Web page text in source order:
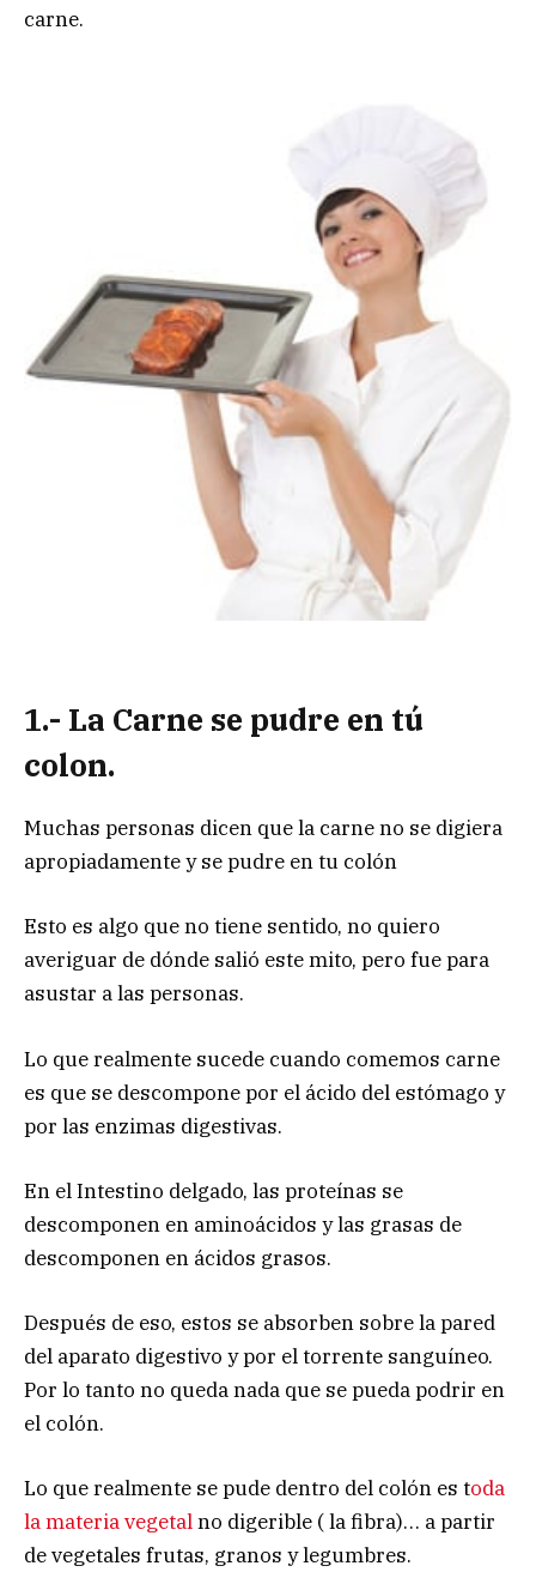
carne.
1.- La Carne se pudre en tú
colon.
Muchas personas dicen que la carne no se digiera
apropiadamente y se pudre en tu colón
Esto es algo que no tiene sentido, no quiero
averiguar de dónde salió este mito, pero fue para
asustar a las personas.
Lo que realmente sucede cuando comemos carne
es que se descompone por el ácido del estómago y
por las enzimas digestivas.
En el Intestino delgado, las proteínas se
descomponen en aminoácidos y las grasas de
descomponen en ácidos grasos.
Después de eso, estos se absorben sobre la pared
del aparato digestivo y por el torrente sanguíneo.
Por lo tanto no queda nada que se pueda podrir en
el colón.
Lo que realmente se pude dentro del colón es toda
la materia vegetalno digerible ( la fibra)… a partir
de vegetales frutas, granos y legumbres.